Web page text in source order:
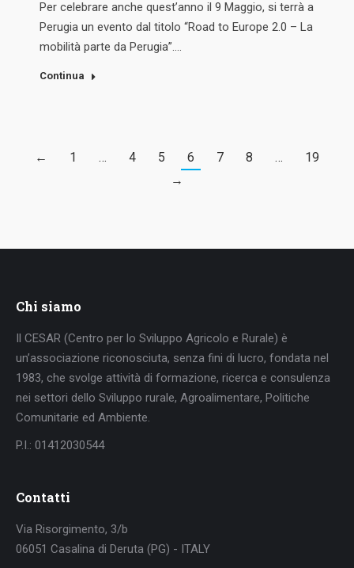
Per celebrare anche quest’anno il 9 Maggio, si terrà a
Perugia un evento dal titolo “Road to Europe 2.0 – La
mobilità parte da Perugia”.…
Continua
← 1 … 4 5 6 7 8 …
19
→
Chi siamo
Il CESAR (Centro per lo Sviluppo Agricolo e Rurale) è
un’associazione riconosciuta, senza fini di lucro, fondata nel
1983, che svolge attività di formazione, ricerca e consulenza
nei settori dello Sviluppo rurale, Agroalimentare, Politiche
Comunitarie ed Ambiente.
P.I.: 01412030544
Contatti
Via Risorgimento, 3/b
06051 Casalina di Deruta (PG) - ITALY